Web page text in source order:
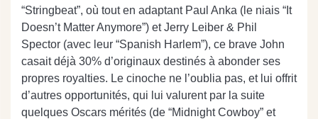
“Stringbeat”, où tout en adaptant Paul Anka (le niais “It
Doesn’t Matter Anymore”) et Jerry Leiber & Phil
Spector (avec leur “Spanish Harlem”), ce brave John
casait déjà 30% d’originaux destinés à abonder ses
propres royalties. Le cinoche ne l’oublia pas, et lui offrit
d’autres opportunités, qui lui valurent par la suite
quelques Oscars mérités (de “Midnight Cowboy” et